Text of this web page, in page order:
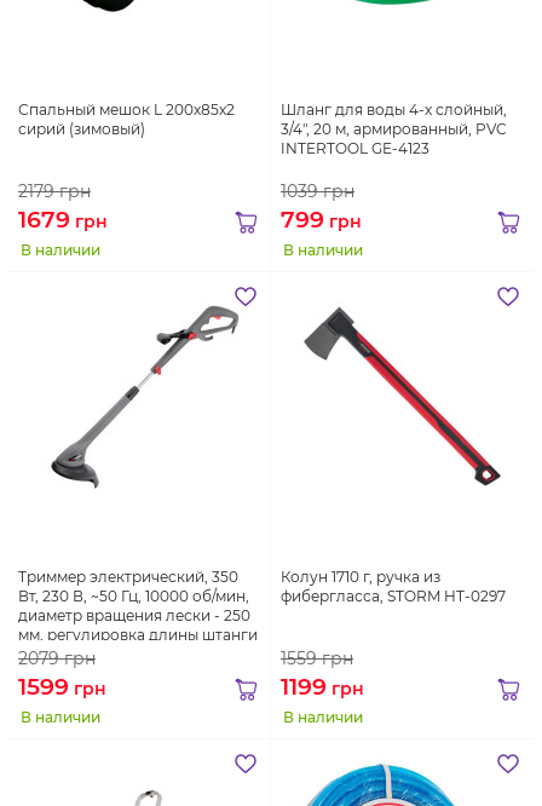
Спальный мешок L 200х85х2
сирий (зимовый)
2179грн
1679 грн
В наличии
Шланг для воды 4-х слойный,
3/4", 20 м, армированный, PVC
INTERTOOL GE-4123
1039грн
799 грн
В наличии
Триммер электрический, 350
Вт, 230 В, ~50 Гц, 10000 об/мин,
диаметр вращения лески - 250
мм, регулировка длины штанги
INTERTOOL DT-2253
2079грн
1599 грн
В наличии
Колун 1710 г, ручка из
фибергласса, STORM HT-0297
1559грн
1199 грн
В наличии